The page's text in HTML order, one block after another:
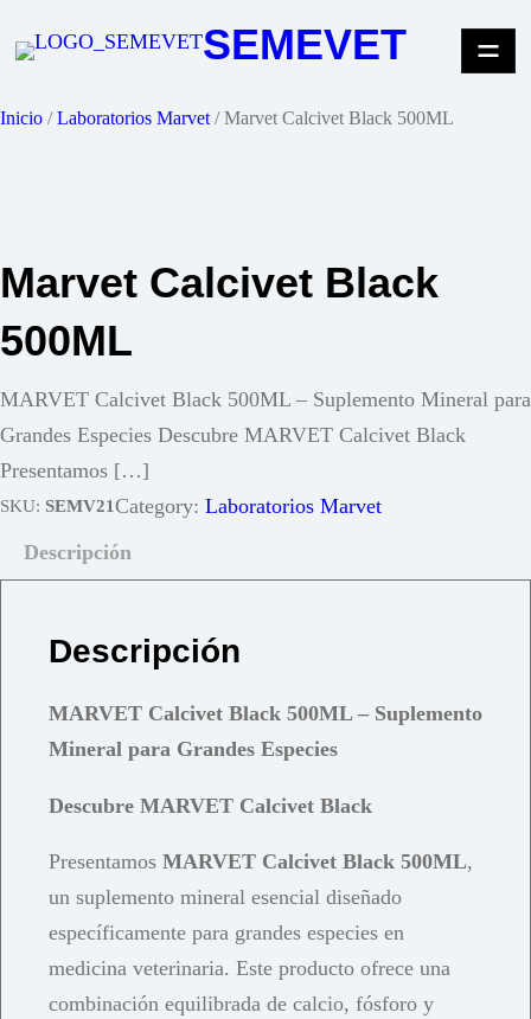
SEMEVET
Inicio /Laboratorios Marvet / Marvet Calcivet Black 500ML
Marvet Calcivet Black
500ML
MARVET Calcivet Black 500ML – Suplemento Mineral para
Grandes Especies Descubre MARVET Calcivet Black
Presentamos […]
SKU: SEMV21Category: Laboratorios Marvet
Descripción
Descripción
MARVET Calcivet Black 500ML – Suplemento
Mineral para Grandes Especies
Descubre MARVET Calcivet Black
Presentamos MARVET Calcivet Black 500ML,
un suplemento mineral esencial diseñado
específicamente para grandes especies en
medicina veterinaria. Este producto ofrece una
combinación equilibrada de calcio, fósforo y